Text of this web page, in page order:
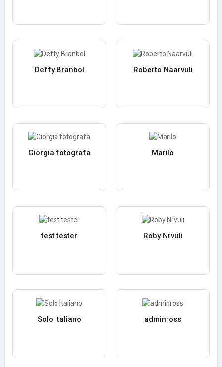
Deffy Branbol Roberto Naarvuli
Giorgia fotografa Marilo
test tester Roby Nrvuli
Solo Italiano adminross